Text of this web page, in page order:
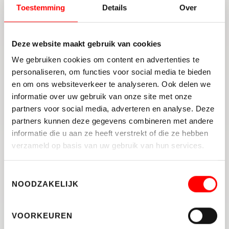
Toestemming Details Over
Deze website maakt gebruik van cookies
We gebruiken cookies om content en advertenties te
personaliseren, om functies voor social media te bieden
en om ons websiteverkeer te analyseren. Ook delen we
informatie over uw gebruik van onze site met onze
partners voor social media, adverteren en analyse. Deze
partners kunnen deze gegevens combineren met andere
informatie die u aan ze heeft verstrekt of die ze hebben
verzameld op basis van uw gebruik van hun services.
NOODZAKELIJK
VOORKEUREN
steeds moeilijker.
Als je al langer nadenkt over een volgende stap—
verhuizen naar iets groters, kleiner wonen of juist
dichter bij werk of familie—dan is dit een logisch
moment om in actie te komen. De markt biedt
veel kansen, maar vraagt ook om goede
voorbereiding. Denk aan:
Een actuelewaardebepalingvan je woning
Inzicht in jefinancieringsmogelijkheden
Een plan voor je eigen woonwensen
De volledige cijfers en uitgebreide analyses zijn
beslissing om te verhuizen neem je niet alleen
op basis van cijfers, maar actuele marktcijfers